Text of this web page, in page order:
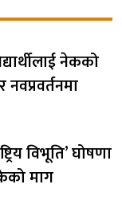
नेकको
विभूति’ घोषणा
माग